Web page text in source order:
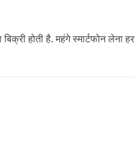
होती है. महंगे स्मार्टफोन लेना हर